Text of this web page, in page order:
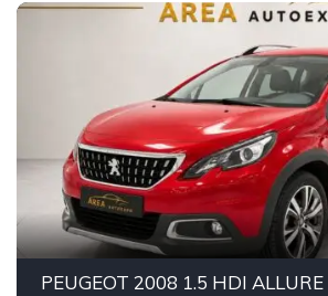
PEUGEOT 2008 1.5 HDI ALLURE